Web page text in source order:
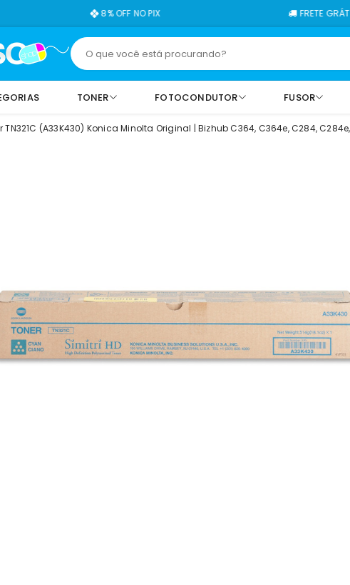
8% OFF NO PIX FRETE GRÁTIS PARA
TONER FOTOCONDUTOR FUSOR
TN321C (A33K430) Konica Minolta Original | Bizhub C364, C364e, C284,